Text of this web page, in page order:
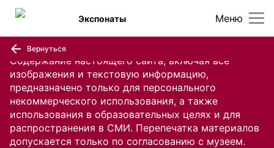
Содержание настоящего сайта, включая все
изображения и текстовую информацию,
предназначено только для персонального
некоммерческого использования, а также
использования в образовательных целях и для
распространения в СМИ. Перепечатка материалов
допускается только по согласованию с музеем.
Меню
Экспонаты
Вернуться